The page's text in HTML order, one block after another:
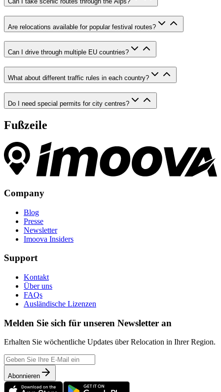
Are relocations available for popular festival routes?
Can I drive through multiple EU countries?
What about different traffic rules in each country?
Do I need special permits for city centres?
Fußzeile
Company
Blog
Presse
Newsletter
Imoova Insiders
Support
Kontakt
Über uns
FAQs
Ausländische Lizenzen
Melden Sie sich für unseren Newsletter an
Erhalten Sie wöchentliche Updates über Relocation in Ihrer Region.
Abonnieren